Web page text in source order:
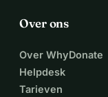
Over ons
Over WhyDonate
Helpdesk
Tarieven